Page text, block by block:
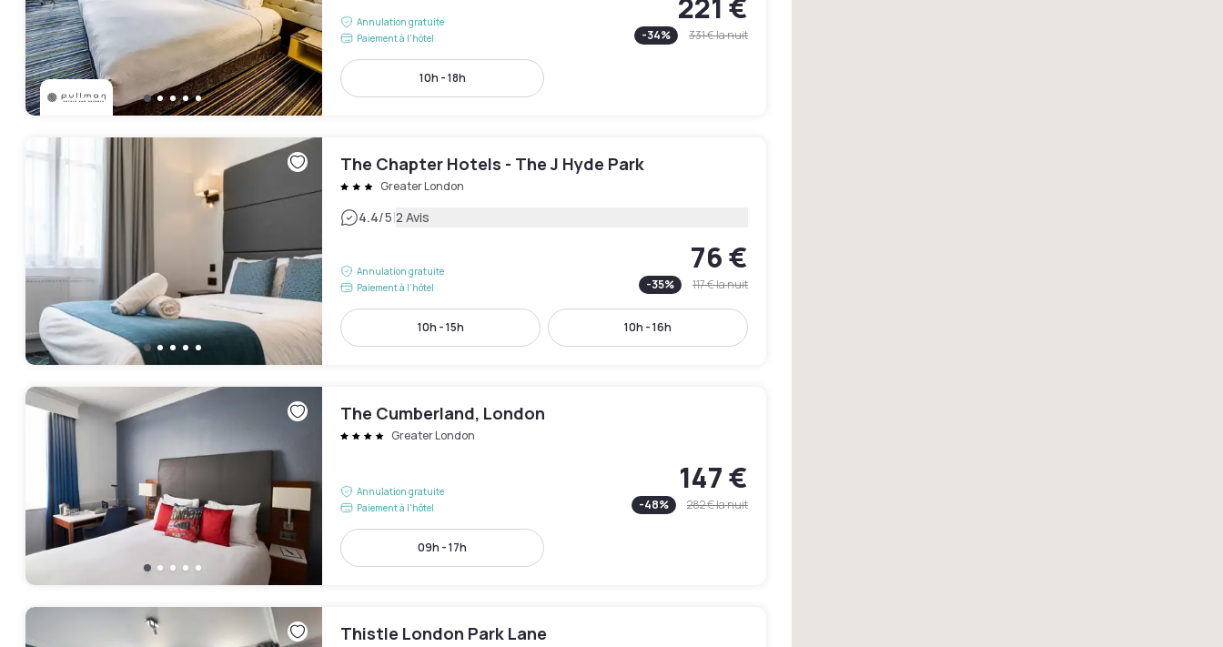
Annulation gratuite
Paiement à l'hôtel
221 €
-34% 331 €la nuit
10h - 18h
The Chapter Hotels - The J Hyde Park
Greater London
4.4/5|2 Avis
Annulation gratuite
Paiement à l'hôtel
76 €
-35% 117 €la nuit
10h - 15h 10h - 16h
The Cumberland, London
Greater London
Annulation gratuite
Paiement à l'hôtel
147 €
-48% 282 €la nuit
09h - 17h
Thistle London Park Lane